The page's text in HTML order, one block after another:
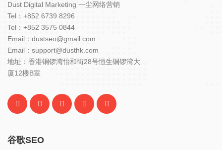
Dust Digital Marketing 一尘网络营销
Tel：+852 6739 8296
Tel：+852 3575 0844
Email：dustseo@gmail.com
Email：support@dusthk.com
地址：香港铜锣湾怡和街28号恒生铜锣湾大
厦12楼B室
谷歌SEO